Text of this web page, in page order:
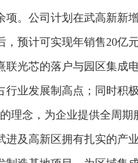
项。公司计划在武高新新
预计可实现年销售20亿元
联光芯的落户与园区集成
行业发展制高点；同时积
理念，为企业提供全周
进及高新区拥有扎实的产